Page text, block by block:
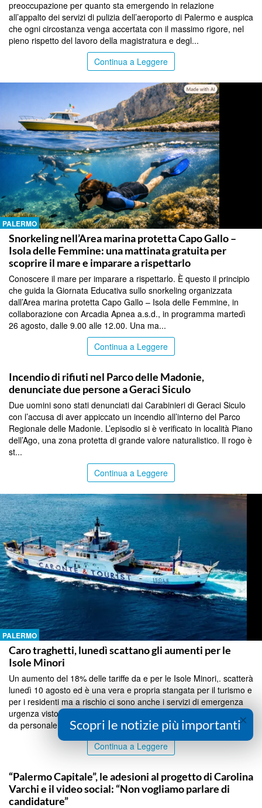
preoccupazione per quanto sta emergendo in relazione
all’appalto dei servizi di pulizia dell’aeroporto di Palermo e auspica
che ogni circostanza venga accertata con il massimo rigore, nel
pieno rispetto del lavoro della magistratura e degl...
Continua a Leggere
PALERMO
Snorkeling nell’Area marina protetta Capo Gallo –
Isola delle Femmine: una mattinata gratuita per
scoprire il mare e imparare a rispettarlo
Conoscere il mare per imparare a rispettarlo. È questo il principio
che guida la Giornata Educativa sullo snorkeling organizzata
dall’Area marina protetta Capo Gallo – Isola delle Femmine, in
collaborazione con Arcadia Apnea a.s.d., in programma martedì
26 agosto, dalle 9.00 alle 12.00. Una ma...
Continua a Leggere
Incendio di rifiuti nel Parco delle Madonie,
denunciate due persone a Geraci Siculo
Due uomini sono stati denunciati dai Carabinieri di Geraci Siculo
con l’accusa di aver appiccato un incendio all’interno del Parco
Regionale delle Madonie. L’episodio si è verificato in località Piano
dell’Ago, una zona protetta di grande valore naturalistico. Il rogo è
st...
Continua a Leggere
PALERMO
Caro traghetti, lunedì scattano gli aumenti per le
Isole Minori
Un aumento del 18% delle tariffe da e per le Isole Minori,. scatterà
lunedì 10 agosto ed è una vera e propria stangata per il turismo e
per i residenti ma a rischio ci sono anche i servizi di emergenza
urgenza visto che le sostituzioni ferie dei soccorritori sono coperte
da personale che arriva d...
Continua a Leggere
“Palermo Capitale”, le adesioni al progetto di Carolina
Varchi e il video social: “Non vogliamo parlare di
candidature”
×
Scopri le notizie più importanti